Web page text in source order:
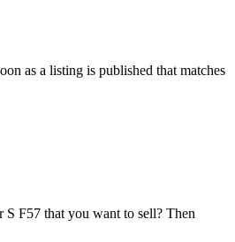
as a listing is published that matches
F57 that you want to sell? Then